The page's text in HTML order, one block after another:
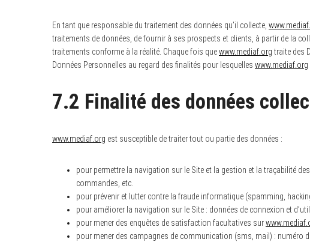
En tant que responsable du traitement des données qu’il collecte,
traitements de données, de fournir à ses prospects et clients, à partir de la
traitements conforme à la réalité. Chaque fois quewww.mediaf.org traite des
Données Personnelles au regard des finalités pour lesquelles www.mediaf.org
7.2 Finalité des données
www.mediaf.org est susceptible de traiter tout ou partie des données :
pour permettre la navigation sur le Site et la gestion et la traçabilité
commandes, etc.
pour prévenir et lutter contre la fraude informatique (spamming,
pour améliorer la navigation sur le Site : données de connexion et
pour mener des enquêtes de satisfaction facultatives sur
pour mener des campagnes de communication (sms, mail) : numéro